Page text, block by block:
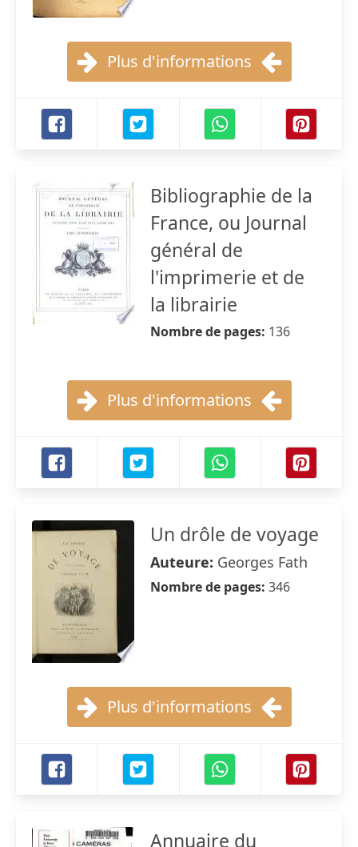
Plus d'informations
Bibliographie de la
France, ou Journal
général de
l'imprimerie et de
la librairie
Nombre de pages: 136
Plus d'informations
Un drôle de voyage
Auteure: Georges Fath
Nombre de pages: 346
Plus d'informations
Annuaire du